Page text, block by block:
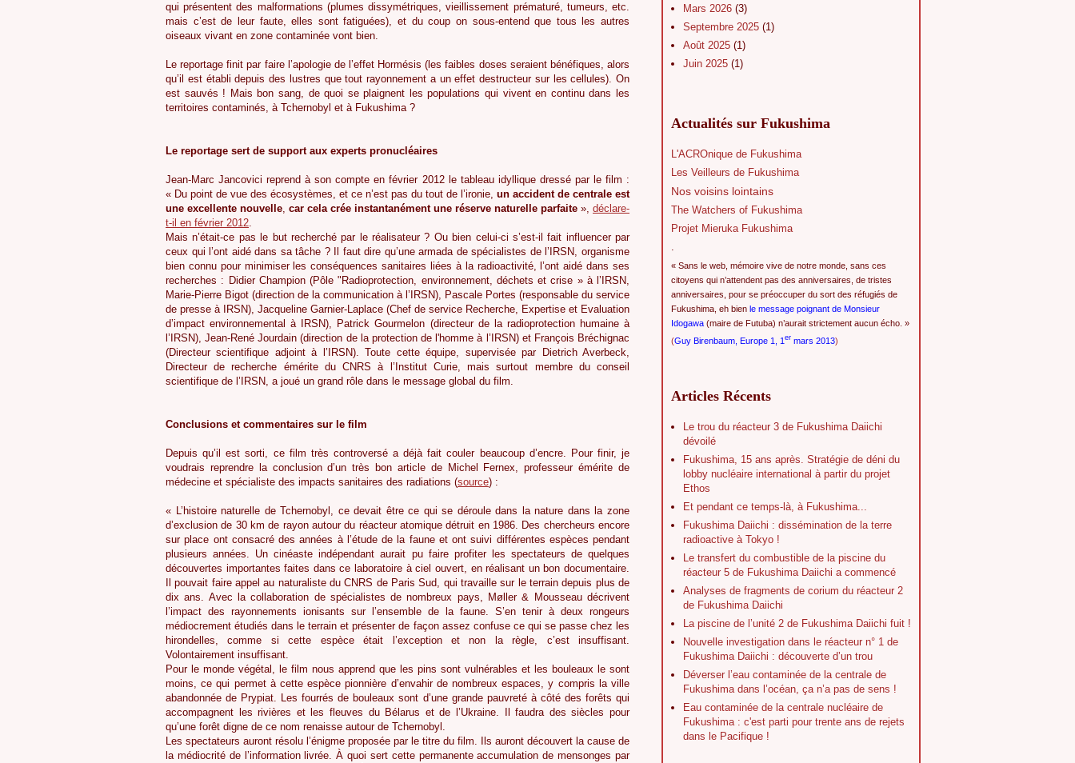
qui présentent des malformations (plumes dissymétriques, vieillissement prématuré, tumeurs, etc.
mais c’est de leur faute, elles sont fatiguées), et du coup on sous-entend que tous les autres
oiseaux vivant en zone contaminée vont bien.
Le reportage finit par faire l’apologie de l’effet Hormésis (les faibles doses seraient bénéfiques, alors
qu’il est établi depuis des lustres que tout rayonnement a un effet destructeur sur les cellules). On
est sauvés ! Mais bon sang, de quoi se plaignent les populations qui vivent en continu dans les
territoires contaminés, à Tchernobyl et à Fukushima ?
Le reportage sert de support aux experts pronucléaires
Jean-Marc Jancovici reprend à son compte en février 2012 le tableau idyllique dressé par le film :
« Du point de vue des écosystèmes, et ce n’est pas du tout de l’ironie, un accident de centrale est
une excellente nouvelle, car cela crée instantanément une réserve naturelle parfaite », déclare-
t-il en février 2012.
Mais n’était-ce pas le but recherché par le réalisateur ? Ou bien celui-ci s’est-il fait influencer par
ceux qui l’ont aidé dans sa tâche ? Il faut dire qu’une armada de spécialistes de l’IRSN, organisme
bien connu pour minimiser les conséquences sanitaires liées à la radioactivité, l’ont aidé dans ses
recherches : Didier Champion (Pôle "Radioprotection, environnement, déchets et crise » à l’IRSN,
Marie-Pierre Bigot (direction de la communication à l’IRSN), Pascale Portes (responsable du service
de presse à IRSN), Jacqueline Garnier-Laplace (Chef de service Recherche, Expertise et Evaluation
d’impact environnemental à IRSN), Patrick Gourmelon (directeur de la radioprotection humaine à
l’IRSN), Jean-René Jourdain (direction de la protection de l'homme à l’IRSN) et François Bréchignac
(Directeur scientifique adjoint à l’IRSN). Toute cette équipe, supervisée par Dietrich Averbeck,
Directeur de recherche émérite du CNRS à l’Institut Curie, mais surtout membre du conseil
scientifique de l’IRSN, a joué un grand rôle dans le message global du film.
Conclusions et commentaires sur le film
Depuis qu’il est sorti, ce film très controversé a déjà fait couler beaucoup d’encre. Pour finir, je
voudrais reprendre la conclusion d’un très bon article de Michel Fernex, professeur émérite de
médecine et spécialiste des impacts sanitaires des radiations (source) :
« L’histoire naturelle de Tchernobyl, ce devait être ce qui se déroule dans la nature dans la zone
d’exclusion de 30 km de rayon autour du réacteur atomique détruit en 1986. Des chercheurs encore
sur place ont consacré des années à l’étude de la faune et ont suivi différentes espèces pendant
plusieurs années. Un cinéaste indépendant aurait pu faire profiter les spectateurs de quelques
découvertes importantes faites dans ce laboratoire à ciel ouvert, en réalisant un bon documentaire.
Il pouvait faire appel au naturaliste du CNRS de Paris Sud, qui travaille sur le terrain depuis plus de
dix ans. Avec la collaboration de spécialistes de nombreux pays, Møller & Mousseau décrivent
l’impact des rayonnements ionisants sur l’ensemble de la faune. S’en tenir à deux rongeurs
médiocrement étudiés dans le terrain et présenter de façon assez confuse ce qui se passe chez les
hirondelles, comme si cette espèce était l’exception et non la règle, c’est insuffisant.
Volontairement insuffisant.
Pour le monde végétal, le film nous apprend que les pins sont vulnérables et les bouleaux le sont
moins, ce qui permet à cette espèce pionnière d’envahir de nombreux espaces, y compris la ville
abandonnée de Prypiat. Les fourrés de bouleaux sont d’une grande pauvreté à côté des forêts qui
accompagnent les rivières et les fleuves du Bélarus et de l’Ukraine. Il faudra des siècles pour
qu’une forêt digne de ce nom renaisse autour de Tchernobyl.
Les spectateurs auront résolu l’énigme proposée par le titre du film. Ils auront découvert la cause de
la médiocrité de l’information livrée. À quoi sert cette permanente accumulation de mensonges par
Mars 2026 (3)
Septembre 2025 (1)
Août 2025 (1)
Juin 2025 (1)
Actualités sur Fukushima
L'ACROnique de Fukushima
Les Veilleurs de Fukushima
Nos voisins lointains
The Watchers of Fukushima
Projet Mieruka Fukushima
.
« Sans le web, mémoire vive de notre monde, sans ces
citoyens qui n’attendent pas des anniversaires, de tristes
anniversaires, pour se préoccuper du sort des réfugiés de
Fukushima, eh bien le message poignant de Monsieur
Idogawa (maire de Futuba) n’aurait strictement aucun écho. »
(Guy Birenbaum, Europe 1, 1 er mars 2013)
Articles Récents
Le trou du réacteur 3 de Fukushima Daiichi
dévoilé
Fukushima, 15 ans après. Stratégie de déni du
lobby nucléaire international à partir du projet
Ethos
Et pendant ce temps-là, à Fukushima...
Fukushima Daiichi : dissémination de la terre
radioactive à Tokyo !
Le transfert du combustible de la piscine du
réacteur 5 de Fukushima Daiichi a commencé
Analyses de fragments de corium du réacteur 2
de Fukushima Daiichi
La piscine de l’unité 2 de Fukushima Daiichi fuit !
Nouvelle investigation dans le réacteur n° 1 de
Fukushima Daiichi : découverte d’un trou
Déverser l’eau contaminée de la centrale de
Fukushima dans l’océan, ça n’a pas de sens !
Eau contaminée de la centrale nucléaire de
Fukushima : c'est parti pour trente ans de rejets
dans le Pacifique !